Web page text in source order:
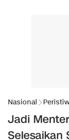
Nasional
Jadi
Selesaikan